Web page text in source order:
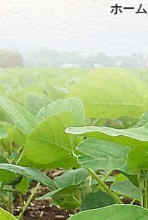
ホーム